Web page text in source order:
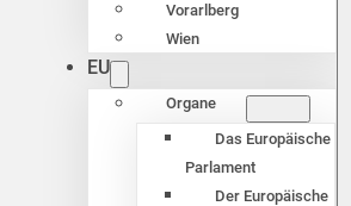
Vorarlberg
Wien
EU
Organe
Das Europäische
Parlament
Der Europäische